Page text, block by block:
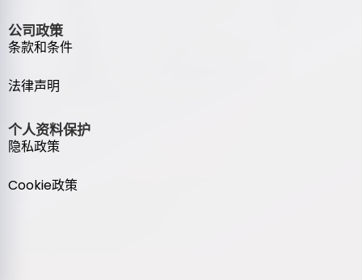
公司政策
条款和条件
法律声明
个人资料保护
隐私政策
Cookie政策